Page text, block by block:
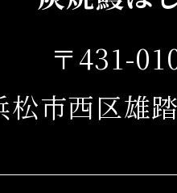
〒431-
松市西区雄